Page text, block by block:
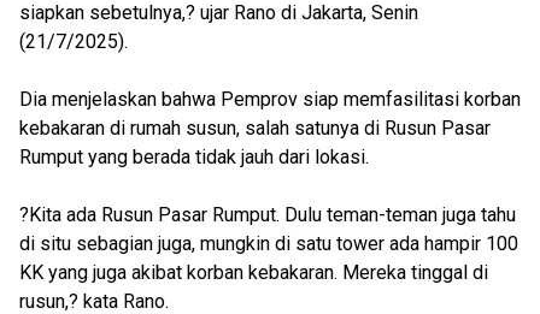
siapkan sebetulnya,? ujar Rano di Jakarta, Senin
(21/7/2025).
Dia menjelaskan bahwa Pemprov siap memfasilitasi korban
kebakaran di rumah susun, salah satunya di Rusun Pasar
Rumput yang berada tidak jauh dari lokasi.
?Kita ada Rusun Pasar Rumput. Dulu teman-teman juga tahu
di situ sebagian juga, mungkin di satu tower ada hampir 100
KK yang juga akibat korban kebakaran. Mereka tinggal di
rusun,? kata Rano.